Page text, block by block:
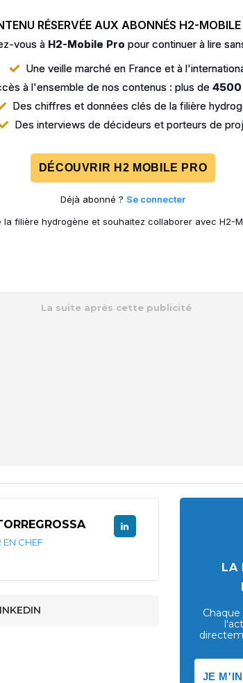
RÉSERVÉE AUX ABONNÉS H2-MOBILE
vous à H2-Mobile Pro pour continuer à lire
Une veille marché en France et à
à l'ensemble de nos contenus : plus de
Des chiffres et données clés de la filière
Des interviews de décideurs et porteurs de
DÉCOUVRIR H2 MOBILE PRO
Déjà abonné ? Se connecter
la filière hydrogène et souhaitez collaborer avec H2-
EN CHEF
LA
JE